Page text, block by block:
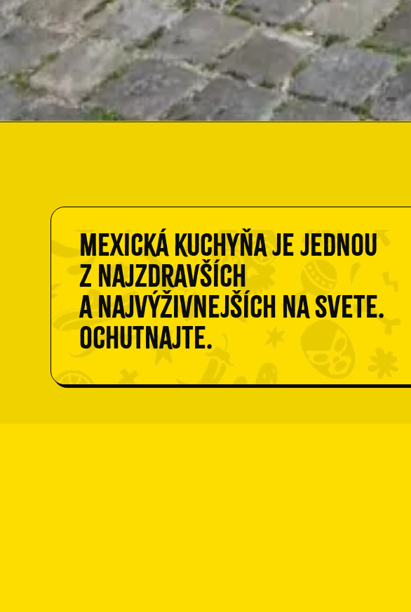
Mexická kuchyňa je jednou
z najzdravších
a najvýživnejších na svete.
Ochutnajte.